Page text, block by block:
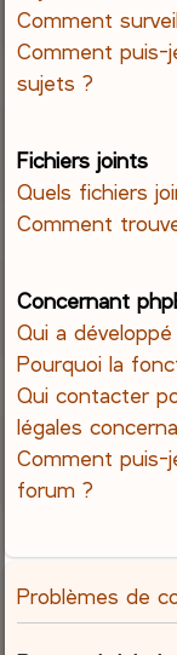
Comment
Comment puis-
sujets ?
Fichiers joints
Quels fichiers
Comment
Concernant
Qui a
Pourquoi la
Qui contacter
légales
Comment puis-
forum ?
Problèmes de